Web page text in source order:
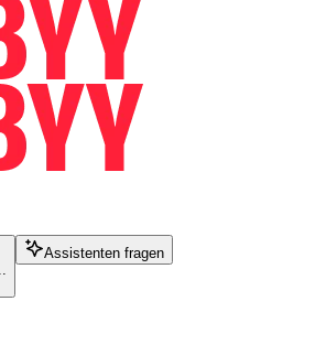
Assistenten fragen